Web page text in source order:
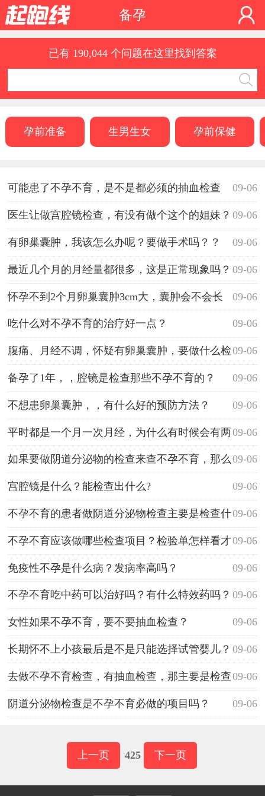
备孕
已有 190,044 个问题在这里找到答案
孕前准备 生男生女 孕前保健
09-06
可能患了不孕不育，是不是都必须的抽血检查
啊？ 09-06
医生让做宫腔镜检查，有没有做个这个的姐妹？
09-06
有卵巢囊肿，我该怎么办呢？要做手术吗？？
09-06
最近几个月的月经量都很多，这是正常现象吗？
09-06
怀孕不到2个月卵巢囊肿3cm大，囊肿会不会长
大的啊？我还能顺产吗？ 09-06
吃什么对不孕不育的治疗好一点？
09-06
腹痛、月经不调，怀疑有卵巢囊肿，要做什么检
查的呢？很担心~ 09-06
备孕了1年，，腔镜是检查那些不孕不育的？
09-06
不想患卵巢囊肿，，有什么好的预防方法？
09-06
平时都是一个月一次月经，为什么有时候会有两
次？ 09-06
如果要做阴道分泌物的检查来查不孕不育，那么
什么时候做是最好的时间呢？ 09-06
宫腔镜是什么？能检查出什么?
09-06
不孕不育的患者做阴道分泌物检查主要是检查什
么？ 09-06
不孕不育应该做哪些检查项目？检验单怎样看才
好？ 09-06
免疫性不孕是什么病？发病率高吗？
09-06
不孕不育吃中药可以治好吗？有什么特效药吗？
09-06
女性如果不孕不育，要不要抽血检查？
09-06
长期怀不上小孩最后是不是只能选择试管婴儿？
09-06
去做不孕不育检查，有抽血检查，那主要是检查
什么的？ 09-06
阴道分泌物检查是不孕不育必做的项目吗？
上一页 425 下一页